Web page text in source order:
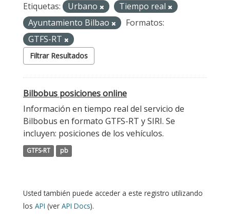
Etiquetas: Urbano
Tiempo real
Ayuntamiento Bilbao
Formatos:
GTFS-RT
Filtrar Resultados
Bilbobus posiciones online
Información en tiempo real del servicio de
Bilbobus en formato GTFS-RT y SIRI. Se
incluyen: posiciones de los vehículos.
GTFS-RT pb
Usted también puede acceder a este registro utilizando
los API (ver API Docs).